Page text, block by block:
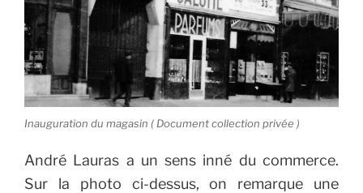
Inauguration du magasin ( Document collection privée )
André Lauras a un sens inné du commerce.
Sur la photo ci-dessus, on remarque une